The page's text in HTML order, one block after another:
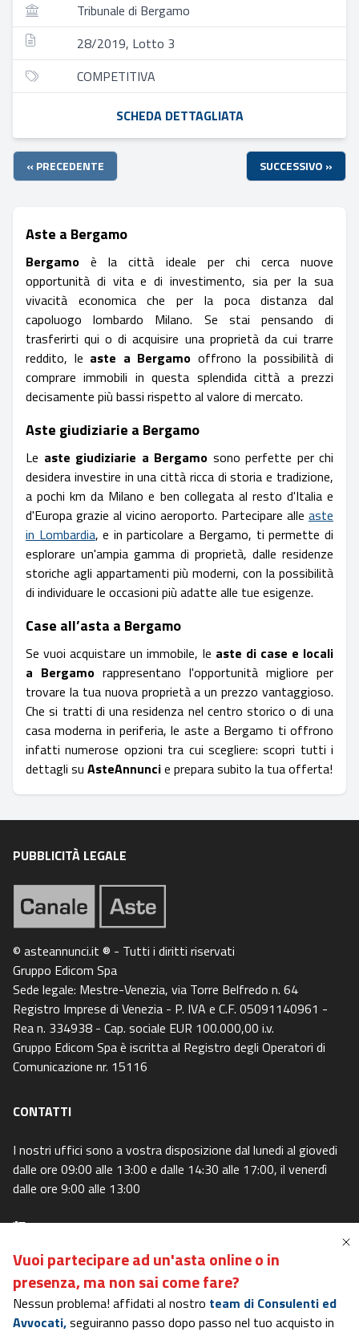
Tribunale di Bergamo
28/2019, Lotto 3
COMPETITIVA
SCHEDA DETTAGLIATA
« PRECEDENTE SUCCESSIVO »
Aste a Bergamo
Bergamo è la città ideale per chi cerca nuove
opportunità di vita e di investimento, sia per la sua
vivacità economica che per la poca distanza dal
capoluogo lombardo Milano. Se stai pensando di
trasferirti qui o di acquisire una proprietà da cui trarre
reddito, le aste a Bergamo offrono la possibilità di
comprare immobili in questa splendida città a prezzi
decisamente più bassi rispetto al valore di mercato.
Aste giudiziarie a Bergamo
Le aste giudiziarie a Bergamo sono perfette per chi
desidera investire in una città ricca di storia e tradizione,
a pochi km da Milano e ben collegata al resto d'Italia e
d'Europa grazie al vicino aeroporto. Partecipare alle aste
in Lombardia, e in particolare a Bergamo, ti permette di
esplorare un'ampia gamma di proprietà, dalle residenze
storiche agli appartamenti più moderni, con la possibilità
di individuare le occasioni più adatte alle tue esigenze.
Case all’asta a Bergamo
Se vuoi acquistare un immobile, le aste di case e locali
a Bergamo rappresentano l'opportunità migliore per
trovare la tua nuova proprietà a un prezzo vantaggioso.
Che si tratti di una residenza nel centro storico o di una
casa moderna in periferia, le aste a Bergamo ti offrono
infatti numerose opzioni tra cui scegliere: scopri tutti i
dettagli su AsteAnnuncie prepara subito la tua offerta!
PUBBLICITÀ LEGALE
© asteannunci.it ® - Tutti i diritti riservati
Gruppo Edicom Spa
Sede legale: Mestre-Venezia, via Torre Belfredo n. 64
Registro Imprese di Venezia - P. IVA e C.F. 05091140961 -
Rea n. 334938 - Cap. sociale EUR 100.000,00 i.v.
Gruppo Edicom Spa è iscritta al Registro degli Operatori di
Comunicazione nr. 15116
CONTATTI
I nostri uffici sono a vostra disposizione dal lunedi al giovedi
dalle ore 09:00 alle 13:00 e dalle 14:30 alle 17:00, il venerdì
dalle ore 9:00 alle 13:00
Centralino: 0415369911
Privacy Policy-Cookie Policy
Preferenze Privacy- I miei diritti
Vuoi partecipare ad un'asta online o in
presenza,ma non sai come fare?
Nessun problema! affidati al nostro team di Consulenti ed
Avvocati,seguiranno passo dopo passo nel tuo acquisto in